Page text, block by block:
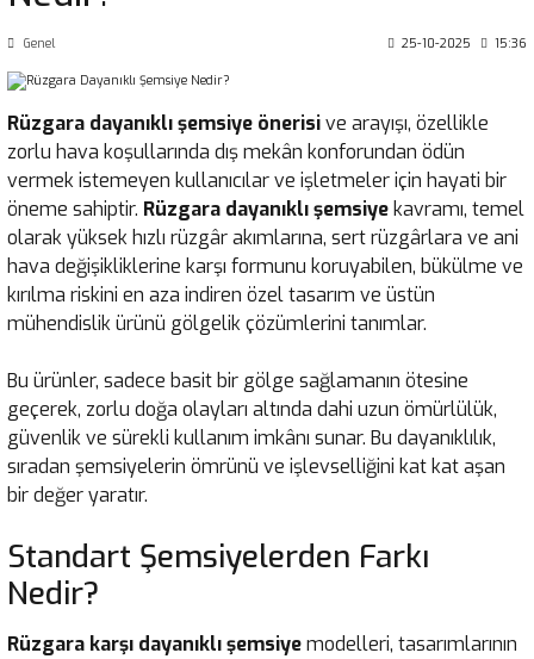
Genel 25-10-2025 15:36
Rüzgara dayanıklı şemsiye önerisive arayışı, özellikle
zorlu hava koşullarında dış mekân konforundan ödün
vermek istemeyen kullanıcılar ve işletmeler için hayati bir
öneme sahiptir. Rüzgara dayanıklı şemsiyekavramı, temel
olarak yüksek hızlı rüzgâr akımlarına, sert rüzgârlara ve ani
hava değişikliklerine karşı formunu koruyabilen, bükülme ve
kırılma riskini en aza indiren özel tasarım ve üstün
mühendislik ürünü gölgelik çözümlerini tanımlar.
Bu ürünler, sadece basit bir gölge sağlamanın ötesine
geçerek, zorlu doğa olayları altında dahi uzun ömürlülük,
güvenlik ve sürekli kullanım imkânı sunar. Bu dayanıklılık,
sıradan şemsiyelerin ömrünü ve işlevselliğini kat kat aşan
bir değer yaratır.
Standart Şemsiyelerden Farkı
Nedir?
Rüzgara karşı dayanıklı şemsiyemodelleri, tasarımlarının